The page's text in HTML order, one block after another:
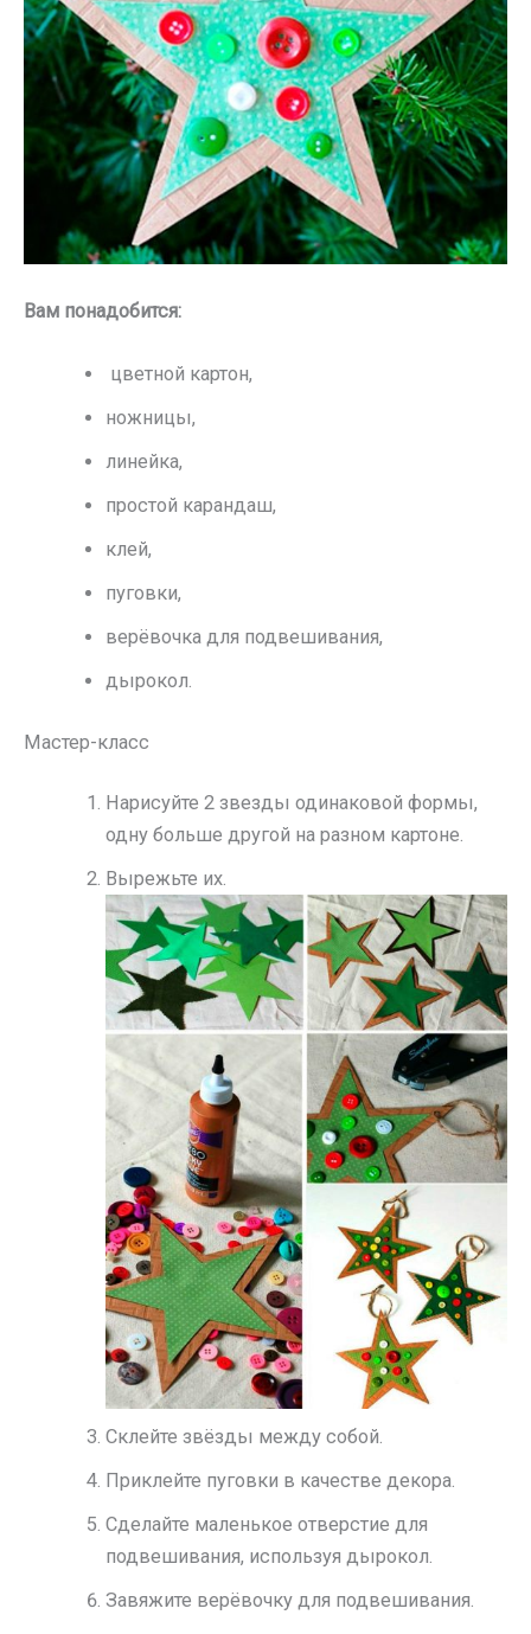
Вам понадобится:
цветной картон,
ножницы,
линейка,
простой карандаш,
клей,
пуговки,
верёвочка для подвешивания,
дырокол.
Мастер-класс
Нарисуйте 2 звезды одинаковой формы,
одну больше другой на разном картоне.
Вырежьте их.
Склейте звёзды между собой.
Приклейте пуговки в качестве декора.
Сделайте маленькое отверстие для
подвешивания, используя дырокол.
Завяжите верёвочку для подвешивания.